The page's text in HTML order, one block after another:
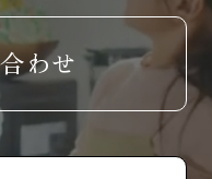
わせ